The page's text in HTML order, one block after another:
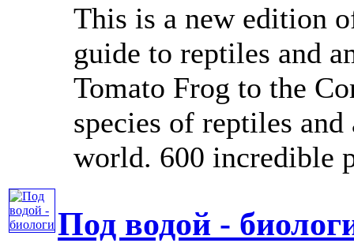
This is a new edition
guide to reptiles and
Tomato Frog to the
species of reptiles
world. 600 incredible
Под водой -